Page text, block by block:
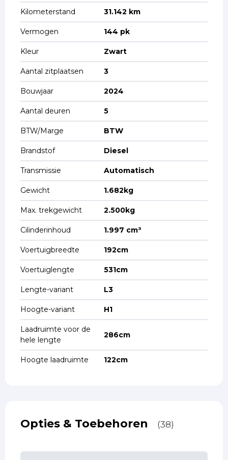
Kilometerstand 31.142 km
Vermogen 144 pk
Kleur Zwart
Aantal zitplaatsen 3
Bouwjaar 2024
Aantal deuren 5
BTW/Marge BTW
Brandstof Diesel
Transmissie Automatisch
Gewicht 1.682kg
Max. trekgewicht 2.500kg
Cilinderinhoud 1.997 cm³
Voertuigbreedte 192cm
Voertuiglengte 531cm
Lengte-variant L3
Hoogte-variant H1
Laadruimte voor de
hele lengte
286cm
Hoogte laadruimte 122cm
Opties & Toebehoren (38)